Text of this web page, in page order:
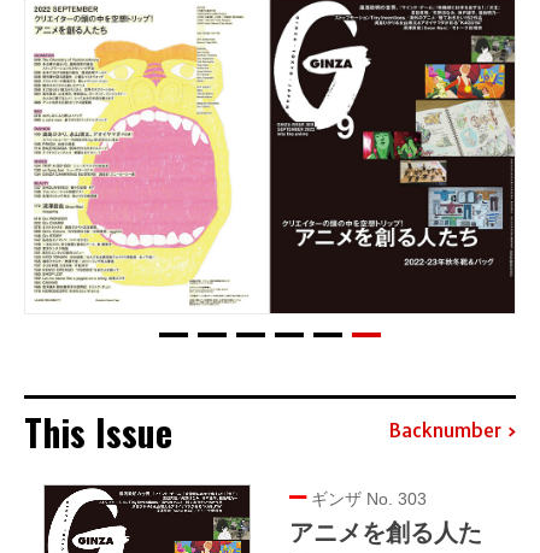
This Issue Backnumber
ギンザ No. 303
アニメを創る人た